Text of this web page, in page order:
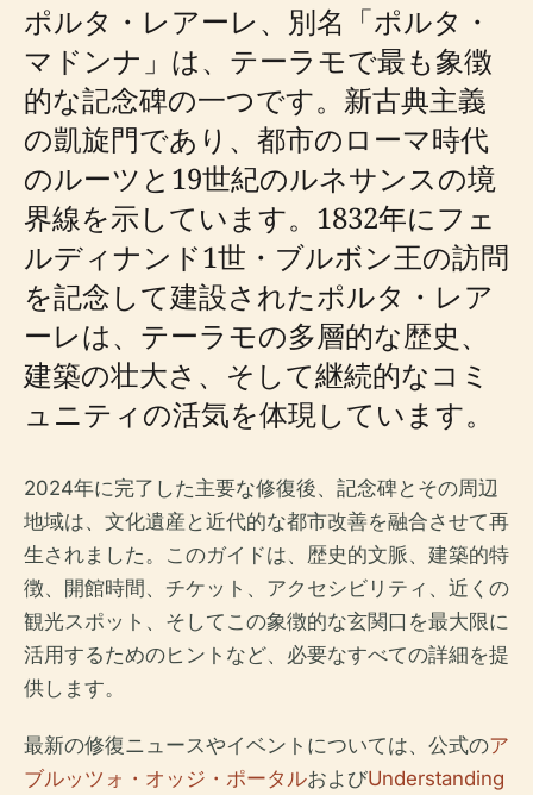
ポルタ・レアーレ、別名「ポルタ・
マドンナ」は、テーラモで最も象徴
的な記念碑の一つです。新古典主義
の凱旋門であり、都市のローマ時代
のルーツと19世紀のルネサンスの境
界線を示しています。1832年にフェ
ルディナンド1世・ブルボン王の訪問
を記念して建設されたポルタ・レア
ーレは、テーラモの多層的な歴史、
建築の壮大さ、そして継続的なコミ
ュニティの活気を体現しています。
2024年に完了した主要な修復後、記念碑とその周辺
地域は、文化遺産と近代的な都市改善を融合させて再
生されました。このガイドは、歴史的文脈、建築的特
徴、開館時間、チケット、アクセシビリティ、近くの
観光スポット、そしてこの象徴的な玄関口を最大限に
活用するためのヒントなど、必要なすべての詳細を提
供します。
最新の修復ニュースやイベントについては、公式のア
ブルッツォ・オッジ・ポータルおよびUnderstanding